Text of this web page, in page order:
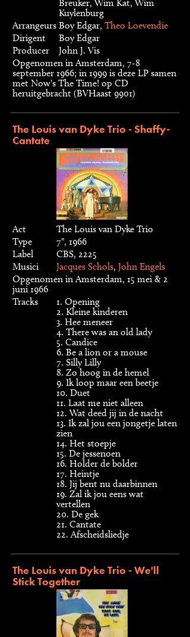
Breuker, Wim Kat, Wim
Kuylenburg
Arrangeurs Boy Edgar, Theo Loevendie
Dirigent
Boy Edgar
Producer
John J. Vis
Opgenomen in Amsterdam, 7-8
september 1966; in 1999 is deze LP samen
met Now's The Time! op CD
heruitgebracht (BVHaast 9901)
The Louis van Dyke Trio - Shaffy-
Cantate
Act
The Louis van Dyke Trio
Type
7", 1966
Label
CBS, 2225
Musici
Jacques Schols, John Engels
Opgenomen in Amsterdam, 15 mei & 2
juni 1966
Tracks
1. Opening
2. Kleine kinderen
3. Hee meneer
4. There was an old lady
5. Candice
6. Be a lion or a mouse
7. Silly Lilly
8. Zo hoog in de hemel
9. Ik loop maar een beetje
10. Duet
11. Laat me niet alleen
12. Wat deed jij in de nacht
13. Ik zal jou een jongetje laten
zien
14. Het stoepje
15. De jessenoen
16. Holder de bolder
17. Heintje
18. Jij bent nu daarbinnen
19. Zal ik jou eens wat
vertellen
20. De gek
21. Cantate
22. Afscheidsliedje
The Louis van Dyke Trio - We'll
Stick Together